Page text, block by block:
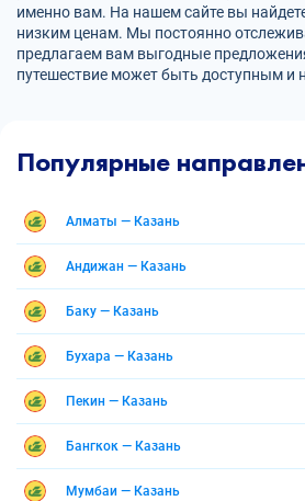
именно вам. На нашем сайте вы
низким ценам. Мы постоянно
предлагаем вам выгодные
путешествие может быть доступным и
Популярные
Алматы — Казань
Андижан — Казань
Баку — Казань
Бухара — Казань
Пекин — Казань
Бангкок — Казань
Мумбаи — Казань